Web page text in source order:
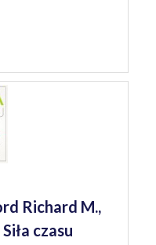
Richard M.,
czasu